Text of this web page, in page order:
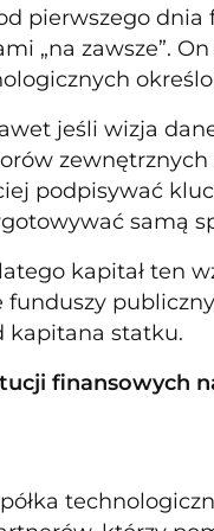
pierwszego
„na zawsze”.
jeśli wizja
podpisywać
samą
kapitał ten
funduszy
kapitana statku.
finansowych